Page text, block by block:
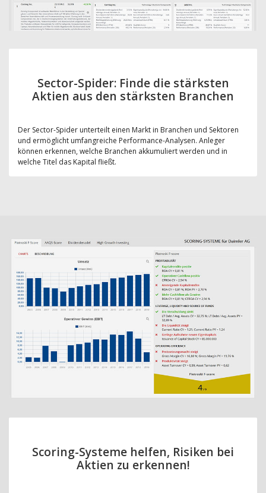
Sector-Spider: Finde die stärksten
Aktien aus den stärksten Branchen
Der Sector-Spider unterteilt einen Markt in Branchen und Sektoren
und ermöglicht umfangreiche Performance-Analysen. Anleger
können erkennen, welche Branchen akkumuliert werden und in
welche Titel das Kapital fließt.
Scoring-Systeme helfen, Risiken bei
Aktien zu erkennen!